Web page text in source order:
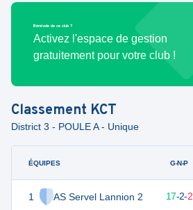
Bénévole de ce club ?
Activez l'espace de gestion
gratuitement pour votre club !
Classement KCT
District 3 - POULE A - Unique
ÉQUIPES
1 AS Servel Lannion 2
G-N-P
53 17-2-2